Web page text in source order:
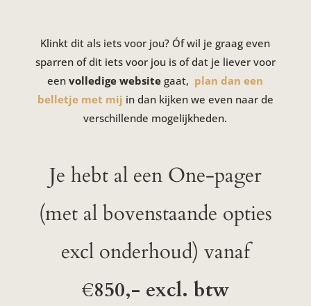
Klinkt dit als iets voor jou? Óf wil je graag even
sparren of dit iets voor jou is of dat je liever voor
eenvolledige website gaat, plan dan een
belletje met mij in dan kijken we even naar de
verschillende mogelijkheden.
Je hebt al een One-pager
(met al bovenstaande opties
excl onderhoud) vanaf
€850,- excl. btw